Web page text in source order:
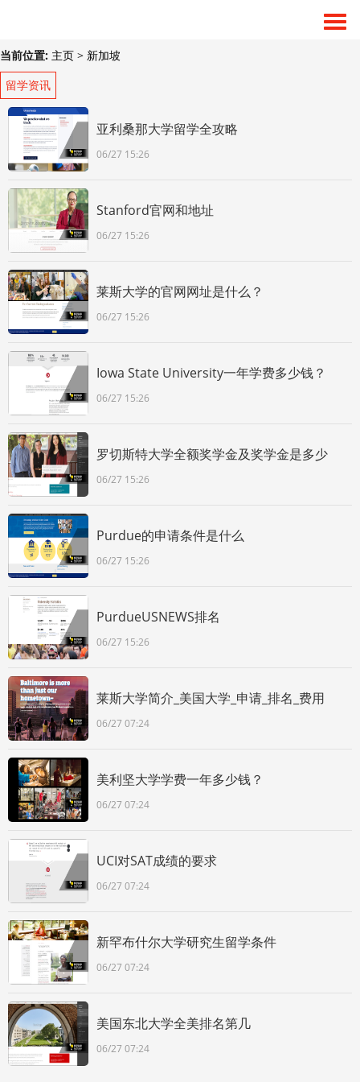
当前位置: 主页 > 新加坡
留学资讯
亚利桑那大学留学全攻略
06/27 15:26
Stanford官网和地址
06/27 15:26
莱斯大学的官网网址是什么？
06/27 15:26
Iowa State University一年学费多少钱？
06/27 15:26
罗切斯特大学全额奖学金及奖学金是多少
06/27 15:26
Purdue的申请条件是什么
06/27 15:26
PurdueUSNEWS排名
06/27 15:26
莱斯大学简介_美国大学_申请_排名_费用
06/27 07:24
美利坚大学学费一年多少钱？
06/27 07:24
UCI对SAT成绩的要求
06/27 07:24
新罕布什尔大学研究生留学条件
06/27 07:24
美国东北大学全美排名第几
06/27 07:24